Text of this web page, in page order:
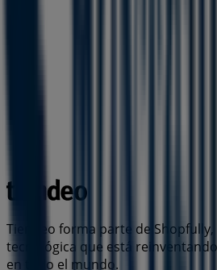
Tiendeo forma parte de Shopfully,
tecnológica que está reinventando
en todo el mundo.